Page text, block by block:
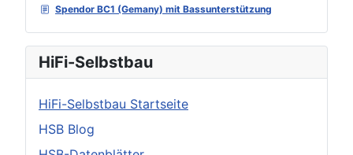
Spendor BC1 (Gemany) mit Bassunterstützung
HiFi-Selbstbau
HiFi-Selbstbau Startseite
HSB Blog